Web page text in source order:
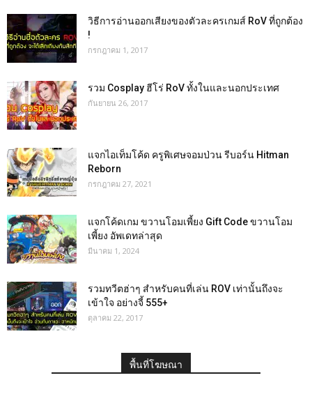
วิธีการอ่านออกเสียงของตัวละครเกมส์ RoV ที่ถูกต้อง
!
กรกฎาคม 1, 2017
รวม Cosplay ฮีโร่ RoV ทั้งในและนอกประเทศ
กันยายน 26, 2017
แจกไอเท็มโค้ด ครูพิเศษจอมป่วน รีบอร์น Hitman
Reborn
กรกฎาคม 27, 2021
แจกโค้ดเกม ขวานโอมเพี้ยง Gift Code ขวานโอม
เพี้ยง อัพเดทล่าสุด
มีนาคม 1, 2024
รวมทวีตฮ่าๆ สำหรับคนที่เล่น ROV เท่านั้นถึงจะ
เข้าใจ อย่างจี้ 555+
ตุลาคม 22, 2017
พื้นที่โฆษณา